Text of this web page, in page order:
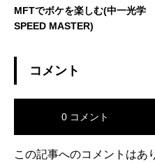
MFTでボケを楽しむ(中一光学
SPEED MASTER)
コメント
0 コメント
この記事へのコメントはあ